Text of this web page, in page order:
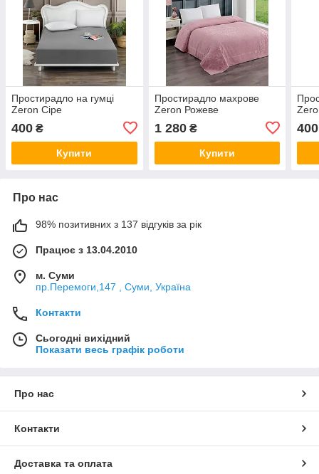
Простирадло на гумці
Zeron Сіре
400 ₴
Купити
Простирадло махрове
Zeron Рожеве
1 280₴
Купити
400
Про нас
98% позитивних з 137 відгуків за рік
Працює з 13.04.2010
м. Суми
пр.Перемоги,147 , Суми, Україна
Контакти
Сьогодні вихідний
Показати весь графік роботи
Про нас
Контакти
Доставка та оплата